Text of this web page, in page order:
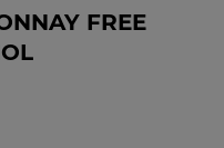
FREE